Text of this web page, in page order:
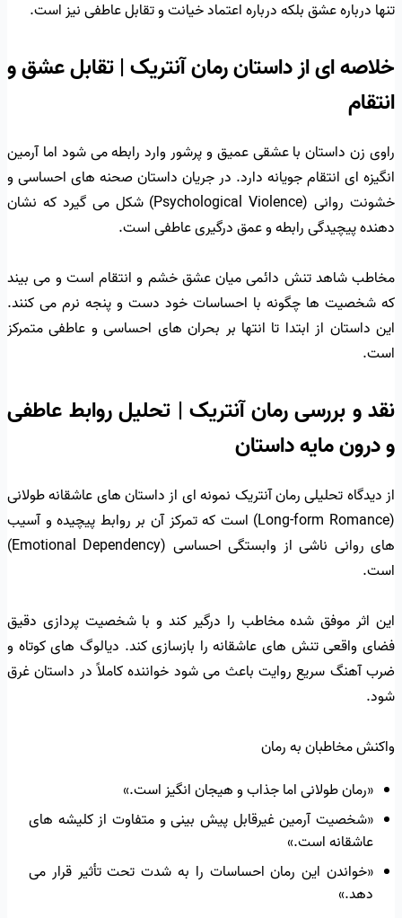
تنها درباره عشق بلکه درباره اعتماد خیانت و تقابل عاطفی نیز است.
خلاصه ای از داستان رمان آنتریک | تقابل عشق و
انتقام
راوی زن داستان با عشقی عمیق و پرشور وارد رابطه می شود اما آرمین
انگیزه ای انتقام جویانه دارد. در جریان داستان صحنه های احساسی و
خشونت روانی (Psychological Violence) شکل می گیرد که نشان
دهنده پیچیدگی رابطه و عمق درگیری عاطفی است.
مخاطب شاهد تنش دائمی میان عشق خشم و انتقام است و می بیند
که شخصیت ها چگونه با احساسات خود دست و پنجه نرم می کنند.
این داستان از ابتدا تا انتها بر بحران های احساسی و عاطفی متمرکز
است.
نقد و بررسی رمان آنتریک | تحلیل روابط عاطفی
و درون مایه داستان
از دیدگاه تحلیلی رمان آنتریک نمونه ای از داستان های عاشقانه طولانی
(Long-form Romance) است که تمرکز آن بر روابط پیچیده و آسیب
های روانی ناشی از وابستگی احساسی (Emotional Dependency)
است.
این اثر موفق شده مخاطب را درگیر کند و با شخصیت پردازی دقیق
فضای واقعی تنش های عاشقانه را بازسازی کند. دیالوگ های کوتاه و
ضرب آهنگ سریع روایت باعث می شود خواننده کاملاً در داستان غرق
شود.
واکنش مخاطبان به رمان
«رمان طولانی اما جذاب و هیجان انگیز است.»
«شخصیت آرمین غیرقابل پیش بینی و متفاوت از کلیشه های
عاشقانه است.»
«خواندن این رمان احساسات را به شدت تحت تأثیر قرار می
دهد.»